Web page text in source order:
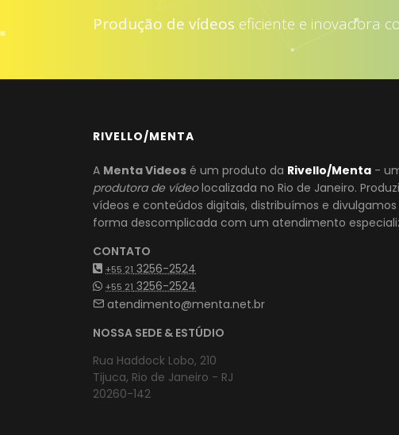
Produção de vídeos eficiente e inovadora
RIVELLO/MENTA
A Menta Videos é um produto da Rivello/Menta -
produtora de vídeolocalizada no Rio de Janeiro.
vídeos e conteúdos digitais, distribuímos e divulgamos
forma descomplicada com um atendimento
CONTATO
+55 213256-2524
+55 213256-2524
atendimento@menta.net.br
NOSSA SEDE & ESTÚDIO
Rua Haddock Lobo, 210
Tijuca, Rio de Janeiro - RJ
20260-142